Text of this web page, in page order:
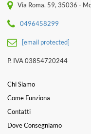
Via Roma, 59, 35036 -
0496458299
[email protected]
P. IVA 03854720244
Chi Siamo
Come Funziona
Contatti
Dove Consegniamo